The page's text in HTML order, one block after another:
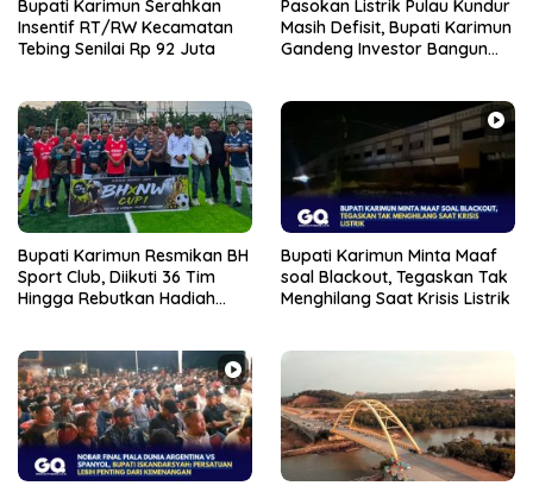
Bupati Karimun Serahkan
Insentif RT/RW Kecamatan
Tebing Senilai Rp 92 Juta
Pasokan Listrik Pulau Kundur
Masih Defisit, Bupati Karimun
Gandeng Investor Bangun
Bupati Karimun Resmikan BH
Sport Club, Diikuti 36 Tim
Hingga Rebutkan Hadiah
Bupati Karimun Minta Maaf
soal Blackout, Tegaskan Tak
Menghilang Saat Krisis Listrik